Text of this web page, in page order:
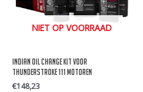
kan
gekozen
op
de
NIET OP VOORRAAD
Indian Oil change kit voor
Thunderstroke 111 Motoren
€148,23